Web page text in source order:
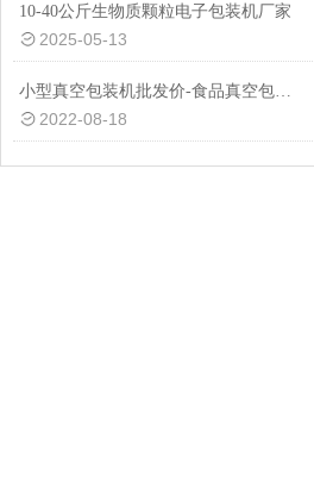
10-40公斤生物质颗粒电子包装机厂家
2025-05-13
小型真空包装机批发价-食品真空包装机图片-外抽式真空包装机品牌
2022-08-18